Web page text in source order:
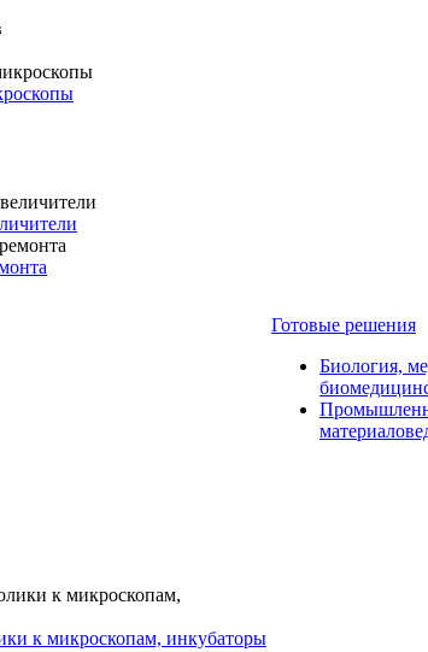
к микроскопам, инкубаторы
Готовые решения
Биология,